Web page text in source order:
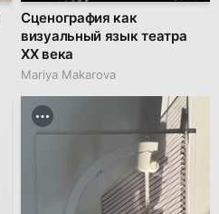
Сценография как
визуальный язык театра
XX века
Mariya Makarova